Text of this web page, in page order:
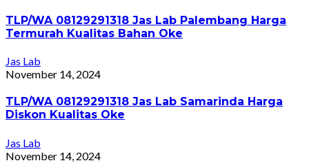
TLP/WA 08129291318 Jas Lab Palembang Harga
Termurah Kualitas Bahan Oke
Jas Lab
November 14, 2024
TLP/WA 08129291318 Jas Lab Samarinda Harga
Diskon Kualitas Oke
Jas Lab
November 14, 2024